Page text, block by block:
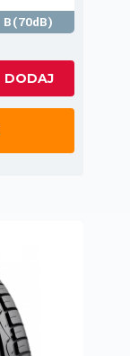
B(70dB)